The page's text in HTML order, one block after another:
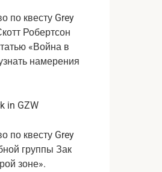
по квесту Grey
Робертсон
«Война в
намерения
по квесту Grey
группы Зак
зоне».